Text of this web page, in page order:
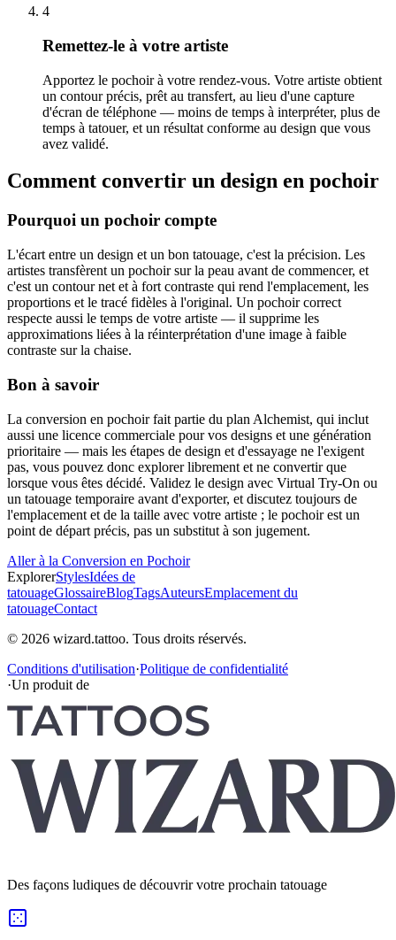
4
Remettez-le à votre artiste
Apportez le pochoir à votre rendez-vous. Votre artiste obtient
un contour précis, prêt au transfert, au lieu d'une capture
d'écran de téléphone — moins de temps à interpréter, plus de
temps à tatouer, et un résultat conforme au design que vous
avez validé.
Comment convertir un design en pochoir
Pourquoi un pochoir compte
L'écart entre un design et un bon tatouage, c'est la précision. Les
artistes transfèrent un pochoir sur la peau avant de commencer, et
c'est un contour net et à fort contraste qui rend l'emplacement, les
proportions et le tracé fidèles à l'original. Un pochoir correct
respecte aussi le temps de votre artiste — il supprime les
approximations liées à la réinterprétation d'une image à faible
contraste sur la chaise.
Bon à savoir
La conversion en pochoir fait partie du plan Alchemist, qui inclut
aussi une licence commerciale pour vos designs et une génération
prioritaire — mais les étapes de design et d'essayage ne l'exigent
pas, vous pouvez donc explorer librement et ne convertir que
lorsque vous êtes décidé. Validez le design avec Virtual Try-On ou
un tatouage temporaire avant d'exporter, et discutez toujours de
l'emplacement et de la taille avec votre artiste ; le pochoir est un
point de départ précis, pas un substitut à son jugement.
Aller à la Conversion en Pochoir
ExplorerStylesIdées de
tatouageGlossaireBlogTagsAuteursEmplacement du
tatouageContact
© 2026 wizard.tattoo. Tous droits réservés.
Conditions d'utilisation·Politique de confidentialité
·Un produit de
Des façons ludiques de découvrir votre prochain tatouage